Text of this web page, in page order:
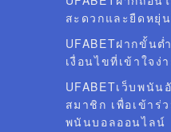
สะดวกและยืดหยุ่
UFABETฝากขั้นต่
เงื่อนไขที่เข้าใจง่
UFABETเว็บพนั
สมาชิก เพื่อเข้าร่
พนันบอลออนไลน์